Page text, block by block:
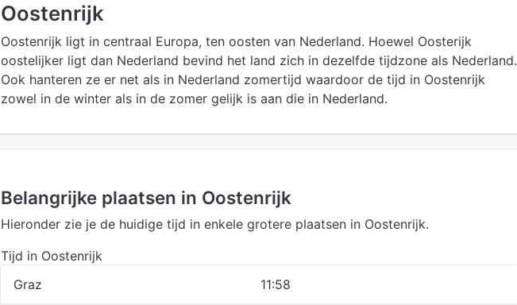
Oostenrijk
Oostenrijk ligt in centraal Europa, ten oosten van Nederland. Hoewel Oosterijk
oostelijker ligt dan Nederland bevind het land zich in dezelfde tijdzone als Nederland.
Ook hanteren ze er net als in Nederland zomertijd waardoor de tijd in Oostenrijk
zowel in de winter als in de zomer gelijk is aan die in Nederland.
Belangrijke plaatsen in Oostenrijk
Hieronder zie je de huidige tijd in enkele grotere plaatsen in Oostenrijk.
Tijd in Oostenrijk
Graz
11:58